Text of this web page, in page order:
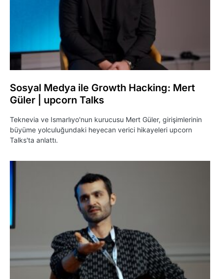
Sosyal Medya ile Growth Hacking: Mert
Güler | upcorn Talks
Teknevia ve Ismarlıyo'nun kurucusu Mert Güler, girişimlerinin
büyüme yolculuğundaki heyecan verici hikayeleri upcorn
Talks'ta anlattı.